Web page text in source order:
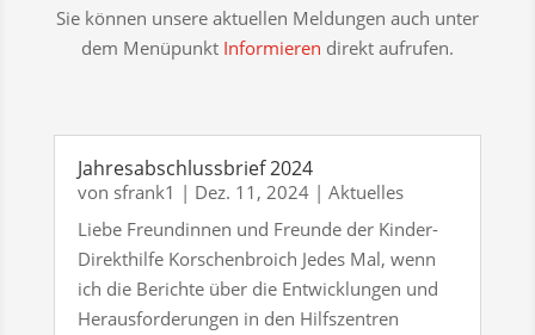
Sie können unsere aktuellen Meldungen auch unter
dem Menüpunkt Informieren direkt aufrufen.
Jahresabschlussbrief 2024
von sfrank1 | Dez. 11, 2024| Aktuelles
Liebe Freundinnen und Freunde der Kinder-
Direkthilfe Korschenbroich Jedes Mal, wenn
ich die Berichte über die Entwicklungen und
Herausforderungen in den Hilfszentren